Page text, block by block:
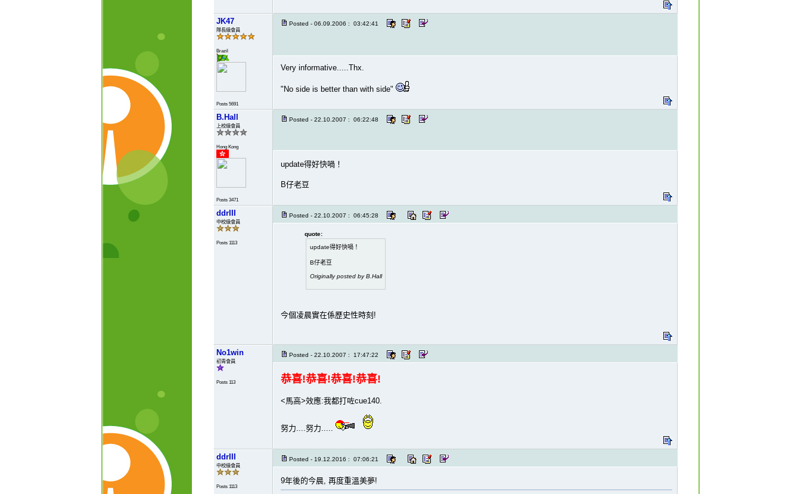
JK47
隊長級會員
Brazil
Posts 5691
Posted - 06.09.2006 : 03:42:41
Very informative.....Thx.
"No side is better than with side"
B.Hall
上校級會員
Hong Kong
Posts 3471
Posted - 22.10.2007 : 06:22:48
update得好快喎！
B仔老豆
ddrIII
中校級會員
Posts 1113
Posted - 22.10.2007 : 06:45:28
quote:
update得好快喎！
B仔老豆
Originally posted by B.Hall
今個凌晨實在係歷史性時刻!
No1win
初青會員
Posts 113
Posted - 22.10.2007 : 17:47:22
恭喜!恭喜!恭喜!恭喜!
<馬高>效應:我都打咗cue140.
努力....努力.....
ddrIII
中校級會員
Posts 1113
Posted - 19.12.2016 : 07:06:21
9年後的今晨, 再度重溫美夢!